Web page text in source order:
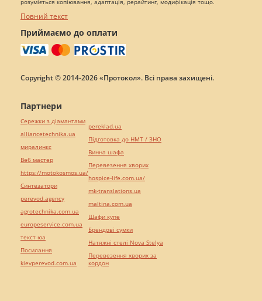
розуміється копіювання, адаптація, рерайтинг, модифікація тощо.
Повний текст
Приймаємо до оплати
Copyright © 2014-2026 «Протокол». Всі права захищені.
Партнери
Сережки з діамантами
alliancetechnika.ua
миралинкс
Веб мастер
https://motokosmos.ua/
Синтезатори
perevod.agency
agrotechnika.com.ua
europeservice.com.ua
текст юа
Посилання
kievperevod.com.ua
pereklad.ua
Підготовка до НМТ / ЗНО
Винна шафа
Перевезення хворих
hospice-life.com.ua/
mk-translations.ua
maltina.com.ua
Шафи купе
Брендові сумки
Натяжні стелі Nova Stelya
Перевезення хворих за
кордон